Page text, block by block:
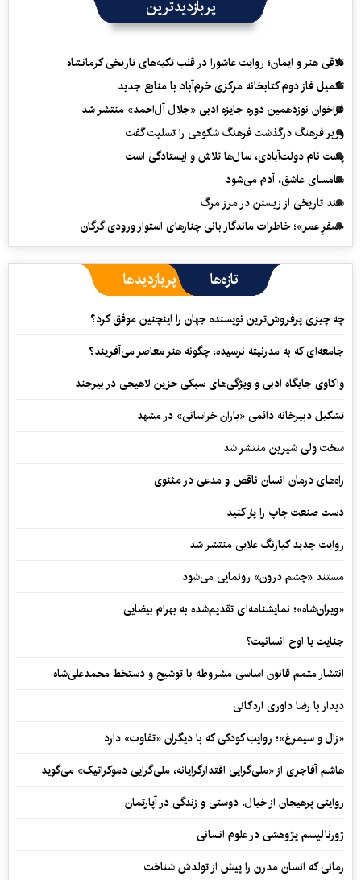
پربازدیدترین
تلاقی هنر و ایمان؛ روایت عاشورا در قلب تکیه‌های تاریخی کرمانشاه
تکمیل فاز دوم کتابخانه مرکزی خرم‌آباد با منابع جدید
فراخوان نوزدهمین دوره جایزه ادبی «جلال آل‌احمد» منتشر شد
وزیر فرهنگ درگذشت فرهنگ شکوهی را تسلیت گفت
پشت نام دولت‌آبادی، سال‌ها تلاش و ایستادگی است
سامسای عاشق، آدم می‌شود
سند تاریخی از زیستن در مرز مرگ
«سفرِ عمر»؛ خاطرات ماندگار بانی چنارهای استوار ورودی گرگان
تازه‌ها پربازدیدها
چه چیزی پرفروش‌ترین نویسنده جهان را اینچنین موفق کرد؟
جامعه‌ای که به مدرنیته نرسیده، چگونه هنر معاصر می‌آفریند؟
واکاوی جایگاه ادبی و ویژگی‌های سبکی حزین لاهیجی در بیرجند
تشکیل دبیرخانه دائمی «یاران خراسانی» در مشهد
سخت ولی شیرین منتشر شد
راه‌های درمان انسان ناقص و مدعی در مثنوی
دست صنعت چاپ را پرُ کنید
روایت جدید کیارنگ علایی منتشر شد
مستند «چشم درون» رونمایی می‌شود
«ویران‌شاه»؛ نمایشنامه‌ای تقدیم‌شده به بهرام بیضایی
جنایت یا اوج انسانیت؟
انتشار متمم قانون اساسی مشروطه با توشیح و دستخط محمدعلی‌شاه
دیدار با رضا داوری اردکانی
«زال و سیمرغ»؛ روایتِ کودکی که با دیگران «تفاوت» دارد
هاشم آقاجری از «ملی‌گرایی اقتدارگرایانه، ملی‌گرایی دموکراتیک» می‌گوید
روایتی پرهیجان از خیال، دوستی و زندگی در آپارتمان
ژورنالیسم پژوهشی در علوم انسانی
رمانی که انسان مدرن را پیش از تولدش شناخت